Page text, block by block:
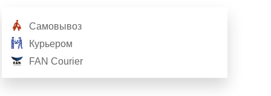
Самовывоз
Курьером
FAN Courier